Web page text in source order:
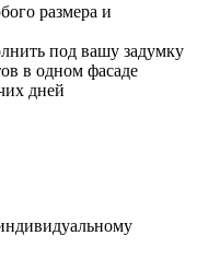
размера и
под вашу задумку
в одном фасаде
дней